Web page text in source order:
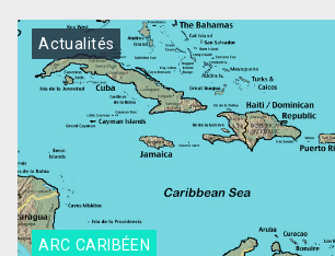
ARC CARIBÉEN
Actualités